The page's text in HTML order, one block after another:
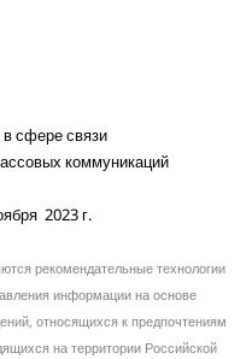
сфере связи
коммуникаций
2023 г.
рекомендательные технологии
информации на основе
относящихся к предпочтениям
на территории Российской